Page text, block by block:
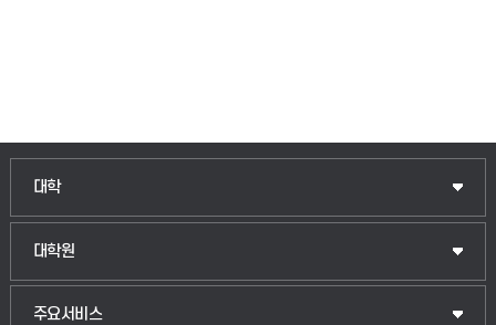
대학
인문융합공공인재학부
법경영학부
대학원
일반대학원
산업대학원
주요서비스
입학안내